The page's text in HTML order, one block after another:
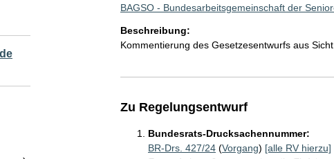
BAGSO - Bundesarbeitsgemeinschaft der
Beschreibung:
Kommentierung des Gesetzesentwurfs aus
Zu Regelungsentwurf
Bundesrats-Drucksachennummer:
BR-Drs. 427/24(Vorgang) [alle RV hierzu]